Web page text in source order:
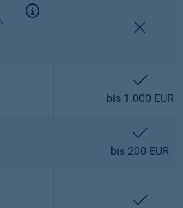
bis 1.000 EUR
bis 200 EUR